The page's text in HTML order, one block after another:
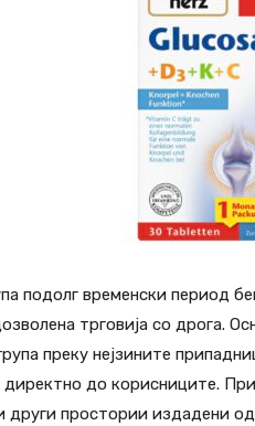
подолг временски период
трговија со дрога.
преку нејзините
до корисниците.
други простории издадени